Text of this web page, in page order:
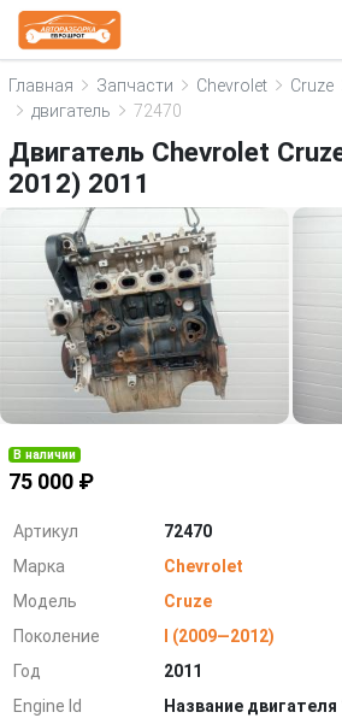
Главная Запчасти Chevrolet Cruze
двигатель
72470
Двигатель Chevrolet
2012) 2011
В наличии
75 000 ₽
Артикул
72470
Марка
Chevrolet
Модель
Cruze
Поколение
I (2009—2012)
Год
2011
Engine Id
Название двигателя